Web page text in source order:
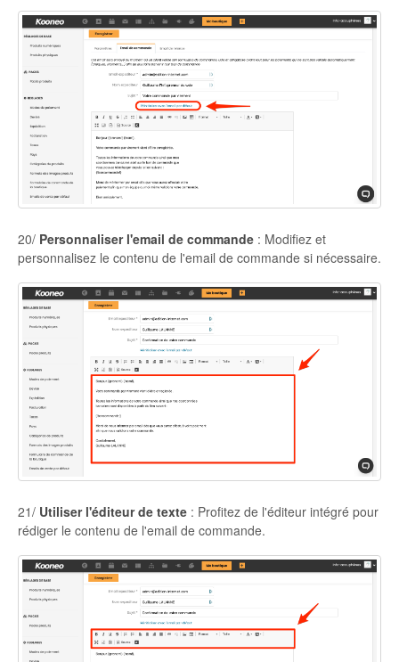
20/ Personnaliser l'email de commande : Modifiez et
personnalisez le contenu de l'email de commande si nécessaire.
21/ Utiliser l'éditeur de texte : Profitez de l'éditeur intégré pour
rédiger le contenu de l'email de commande.